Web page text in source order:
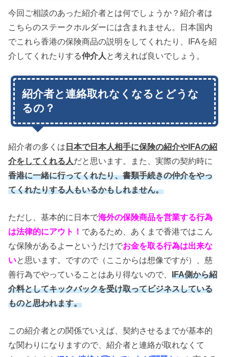
してしまったことが原因のようです。こちらをちゃんと理解しておく必要があると考えています。今日は
今回ご相談のあった紹介者とは何でしょうか？紹介者は
こちらのステークホルダーには含まれません。日本国内
でこれら香港の保険商品の説明をしてくれたり、IFAを紹
介してくれたりする仲介人 と考えれば良いでしょう。
紹介者と連絡取れなくなるとどうな
るの？
紹介者の多くは 日本で日本人相手に保険の紹介やIFAの紹
介をしてくれる人 だと思います。また、実際の契約時に
香港に一緒に行ってくれたり、書類手続きの仲介をやっ
てくれたりする人もいるかもしれません。
ただし、基本的に日本で海外の保険商品を営業する行為
は法律的にアウト！ であるため、あくまで香港ではこん
な保険があるよーというだけでお金を取る行為は出来な
いと思います。ですので（ここからは想像ですが）、慈
善行為でやっていることはあり得ないので、IFA側から紹
介料としてキックバックを受け取ってビジネスしている
ものと思われます。
この紹介者との関係でいえば、契約させるまでが基本的
な関わりになりますので、紹介者と連絡が取れなくて